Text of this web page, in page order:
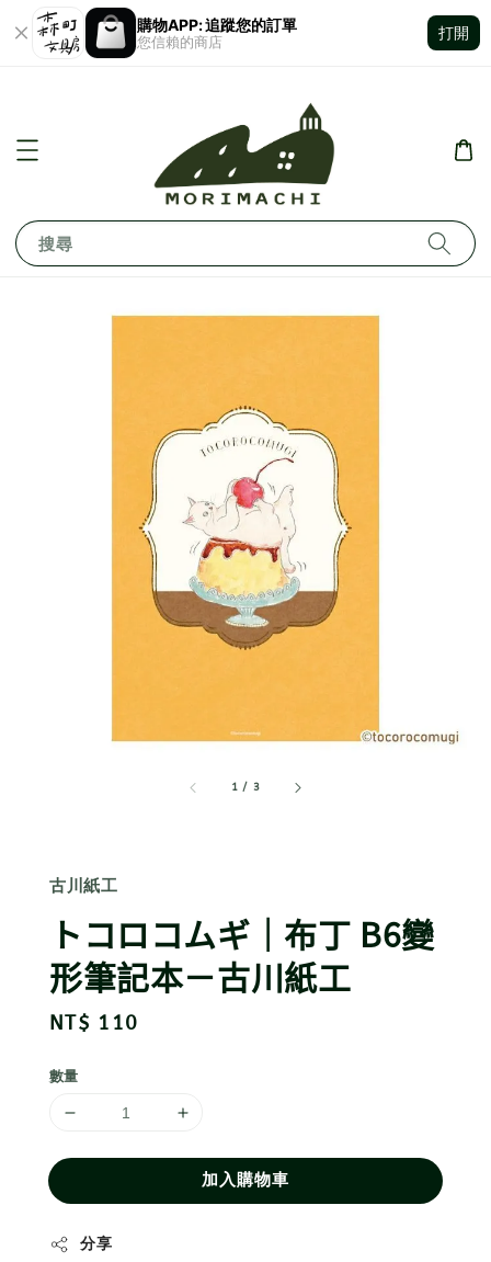
購物APP: 追蹤您的訂單
您信賴的商店
打開
搜尋
1 / 3
古川紙工
トコロコムギ｜布丁 B6變
形筆記本－古川紙工
Regular
NT$ 110
數量
加入購物車
分享